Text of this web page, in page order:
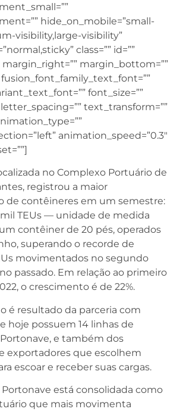
hide_on_mobile=”small-
visibility,large-visibility”
class=”” id=””
margin_right=”” margin_bottom=””
fusion_font_family_text_font=””
font_size=””
text_transform=””
animation_speed=”0.3″
no Complexo Portuário de
registrou a maior
de contêineres em um semestre:
TEUs — unidade de medida
contêiner de 20 pés, operados
superando o recorde de
movimentados no segundo
passado. Em relação ao primeiro
o crescimento é de 22%.
é resultado da parceria com
hoje possuem 14 linhas de
e também dos
exportadores que escolhem
escoar e receber suas cargas.
Portonave está consolidada como
que mais movimenta